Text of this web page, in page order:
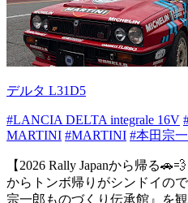
デルタ L31D5
#LANCIA DELTA integrale 16V
MARTINI #MARTINI #本田宗
【2026 Rally Japanから帰る
からトンボ帰りがシンドイの
宗一郎ものづくり伝承館』を